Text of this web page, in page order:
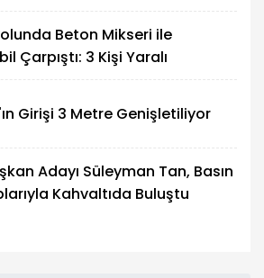
Beton Mikseri ile
Çarpıştı: 3 Kişi Yaralı
Girişi 3 Metre Genişletiliyor
Adayı Süleyman Tan, Basın
Kahvaltıda Buluştu